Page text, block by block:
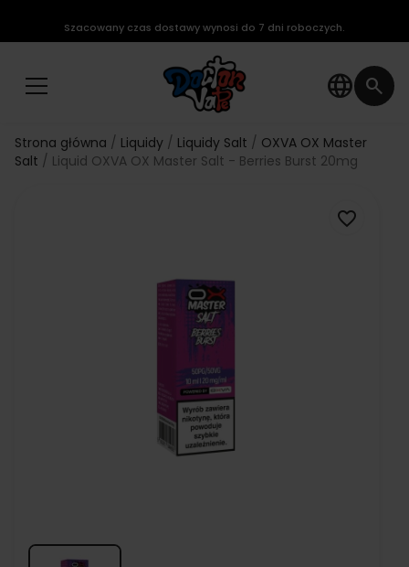
language search
Szacowany czas dostawy wynosi do 7 dni roboczych.
Strona główna Liquidy Liquidy Salt
OXVA OX Master
Salt
Liquid OXVA OX Master Salt - Berries Burst 20mg
favorite_border